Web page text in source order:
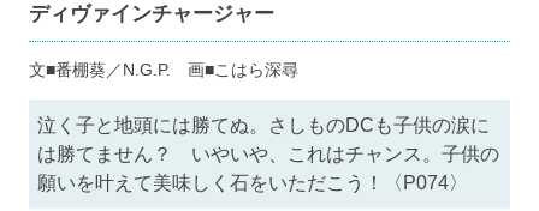
ディヴァインチャージャー
文■番棚葵／N.G.P. 画■こはら深尋
泣く子と地頭には勝てぬ。さしものDCも子供の涙に
は勝てません？ いやいや、これはチャンス。子供の
願いを叶えて美味しく石をいただこう！〈P074〉